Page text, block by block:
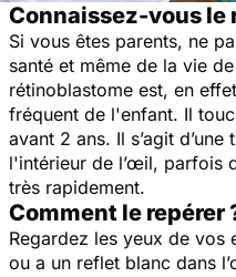
Connaissez-vous le
Si vous êtes parents, ne
santé et même de la vie
rétinoblastome est, en
fréquent de l'enfant. Il
avant 2 ans. Il s’agit
l'intérieur de l’œil, parfois
très rapidement.
Comment le repérer
Regardez les yeux de vos
ou a un reflet blanc dans